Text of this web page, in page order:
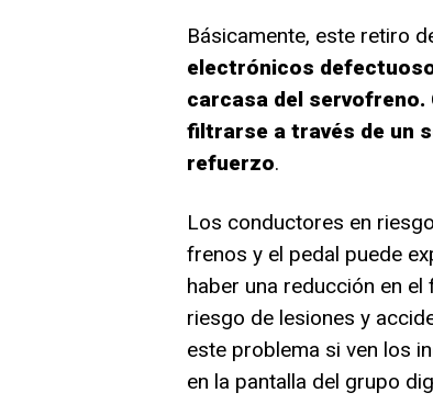
Básicamente, este retiro
electrónicos
carcasa del servofreno.
filtrarse a través de un
refuerzo.
Los conductores en
frenos y el pedal puede
haber una reducción en
riesgo de lesiones y
este problema si ven los
en la pantalla del grupo